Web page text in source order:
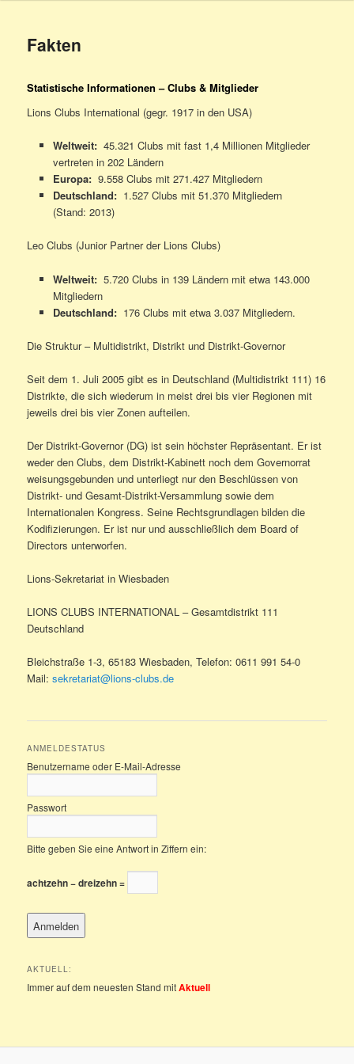
Fakten
Statistische Informationen – Clubs & Mitglieder
Lions Clubs International (gegr. 1917 in den USA)
Weltweit: 45.321 Clubs mit fast 1,4 Millionen Mitglieder
vertreten in 202 Ländern
Europa: 9.558 Clubs mit 271.427 Mitgliedern
Deutschland: 1.527 Clubs mit 51.370 Mitgliedern
(Stand: 2013)
Leo Clubs (Junior Partner der Lions Clubs)
Weltweit: 5.720 Clubs in 139 Ländern mit etwa 143.000
Mitgliedern
Deutschland: 176 Clubs mit etwa 3.037 Mitgliedern.
Die Struktur – Multidistrikt, Distrikt und Distrikt-Governor
Seit dem 1. Juli 2005 gibt es in Deutschland (Multidistrikt 111) 16
Distrikte, die sich wiederum in meist drei bis vier Regionen mit
jeweils drei bis vier Zonen aufteilen.
Der Distrikt-Governor (DG) ist sein höchster Repräsentant. Er ist
weder den Clubs, dem Distrikt-Kabinett noch dem Governorrat
weisungsgebunden und unterliegt nur den Beschlüssen von
Distrikt- und Gesamt-Distrikt-Versammlung sowie dem
Internationalen Kongress. Seine Rechtsgrundlagen bilden die
Kodifizierungen. Er ist nur und ausschließlich dem Board of
Directors unterworfen.
Lions-Sekretariat in Wiesbaden
LIONS CLUBS INTERNATIONAL – Gesamtdistrikt 111
Deutschland
Bleichstraße 1-3, 65183 Wiesbaden, Telefon: 0611 991 54-0
Mail:sekretariat@lions-clubs.de
ANMELDESTATUS
Benutzername oder E-Mail-Adresse
Passwort
Bitte geben Sie eine Antwort in Ziffern ein:
achtzehn − dreizehn =
AKTUELL:
Immer auf dem neuesten Stand mitAktuell